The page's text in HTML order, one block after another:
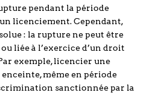
pendant la période
licenciement. Cependant,
: la rupture ne peut être
liée à l’exercice d’un droit
exemple, licencier une
enceinte, même en période
sanctionnée par la